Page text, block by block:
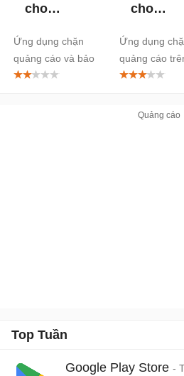
cho
Ứng dụng chặn
quảng cáo và bảo
mật dữ liệu
cho
Ứng dụng
quảng cáo
video
Top Tuần
Google Play Store -